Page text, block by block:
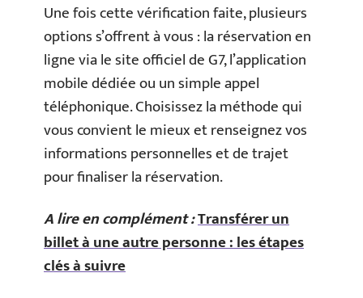
Une fois cette vérification faite, plusieurs
options s’offrent à vous : la réservation en
ligne via le site officiel de G7, l’application
mobile dédiée ou un simple appel
téléphonique. Choisissez la méthode qui
vous convient le mieux et renseignez vos
informations personnelles et de trajet
pour finaliser la réservation.
A lire en complément :Transférer un
billet à une autre personne : les étapes
clés à suivre